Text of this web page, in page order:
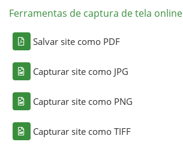
Ferramentas de captura de tela online
Salvar site como PDF
Capturar site como JPG
Capturar site como PNG
Capturar site como TIFF